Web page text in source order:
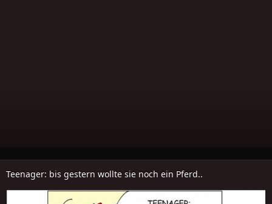
Teenager: bis gestern wollte sie noch ein Pferd..